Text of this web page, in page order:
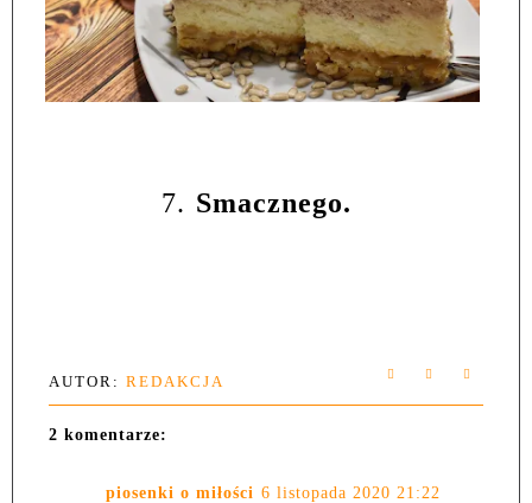
7. Smacznego.
AUTOR: REDAKCJA
2 komentarze:
piosenki o miłości 6 listopada 2020 21:22